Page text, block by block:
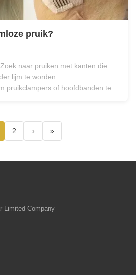
pruik?
naar pruiken met kanten die
lijm te worden
pruikclampers of hoofdbanden te
2 › »
Limited Company